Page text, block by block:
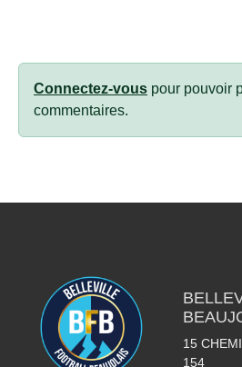
Connectez-vous pour pouvoir
commentaires.
15
154